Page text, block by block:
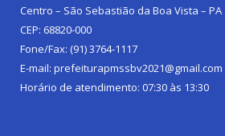
Centro – São Sebastião da Boa Vista – PA
CEP: 68820-000
Fone/Fax: (91) 3764-1117
E-mail: prefeiturapmssbv2021@gmail.com
Horário de atendimento: 07:30 às 13:30